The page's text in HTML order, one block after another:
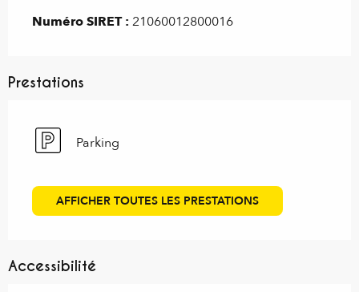
Numéro SIRET : 21060012800016
Prestations
Parking
AFFICHER TOUTES LES PRESTATIONS
Accessibilité